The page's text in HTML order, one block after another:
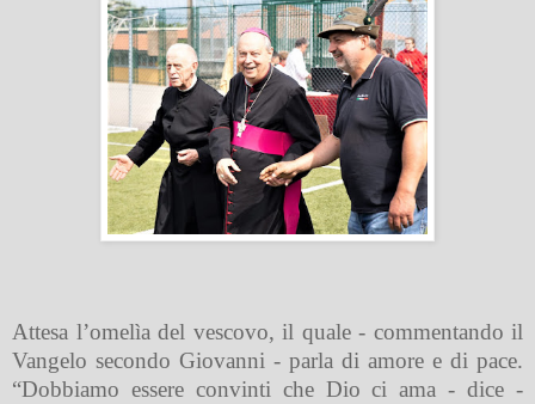
Attesa l’omelìa del vescovo, il quale - commentando il
Vangelo secondo Giovanni - parla di amore e di pace.
“Dobbiamo essere convinti che Dio ci ama - dice -